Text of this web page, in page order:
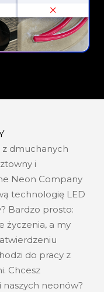
z dmuchanych
i
Neon Company
technologię LED
Bardzo prosto:
życzenia, a my
do pracy z
Chcesz
naszych neonów?